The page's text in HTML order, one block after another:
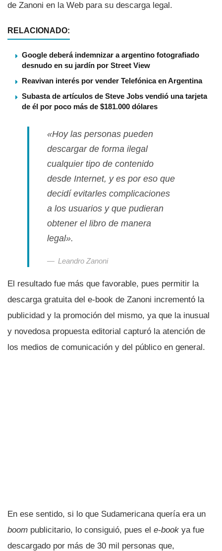
de Zanoni en la Web para su descarga legal.
RELACIONADO:
Google deberá indemnizar a argentino fotografiado
desnudo en su jardín por Street View
Reavivan interés por vender Telefónica en Argentina
Subasta de artículos de Steve Jobs vendió una tarjeta
de él por poco más de $181.000 dólares
«Hoy las personas pueden
descargar de forma ilegal
cualquier tipo de contenido
desde Internet, y es por eso que
decidí­ evitarles complicaciones
a los usuarios y que pudieran
obtener el libro de manera
legal».
Leandro Zanoni
El resultado fue más que favorable, pues permitir la
descarga gratuita del e-book de Zanoni incrementó la
publicidad y la promoción del mismo, ya que la inusual
y novedosa propuesta editorial capturó la atención de
los medios de comunicación y del público en general.
En ese sentido, si lo que Sudamericana querí­a era un
boom publicitario, lo consiguió, pues el e-book ya fue
descargado por más de 30 mil personas que,